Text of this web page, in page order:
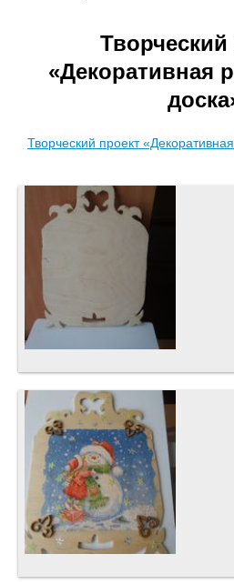
Творческий
«Декоративная
Творческий проект